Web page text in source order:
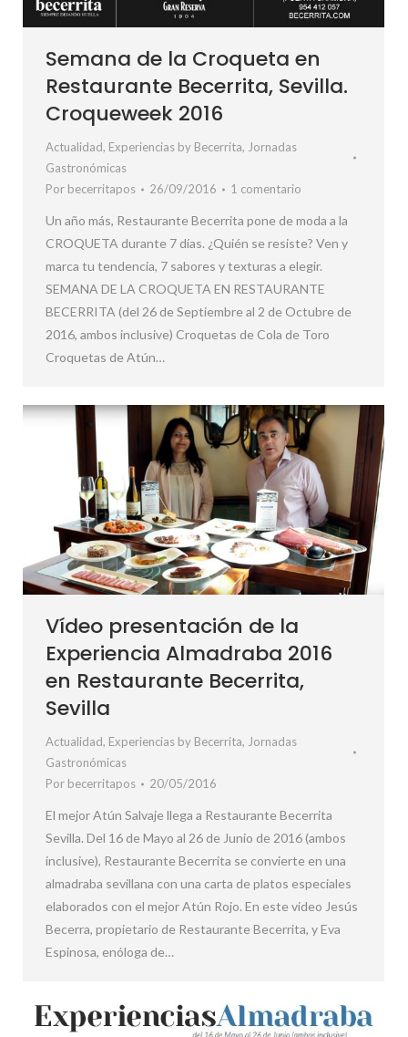
Semana de la Croqueta en
Restaurante Becerrita, Sevilla.
Croqueweek 2016
Actualidad, Experiencias by Becerrita, Jornadas
Gastronómicas
Por becerritapos 26/09/2016 1 comentario
Un año más, Restaurante Becerrita pone de moda a la
CROQUETA durante 7 días. ¿Quién se resiste? Ven y
marca tu tendencia, 7 sabores y texturas a elegir.
SEMANA DE LA CROQUETA EN RESTAURANTE
BECERRITA (del 26 de Septiembre al 2 de Octubre de
2016, ambos inclusive) Croquetas de Cola de Toro
Croquetas de Atún…
Vídeo presentación de la
Experiencia Almadraba 2016
en Restaurante Becerrita,
Sevilla
Actualidad, Experiencias by Becerrita, Jornadas
Gastronómicas
Por becerritapos 20/05/2016
El mejor Atún Salvaje llega a Restaurante Becerrita
Sevilla. Del 16 de Mayo al 26 de Junio de 2016 (ambos
inclusive), Restaurante Becerrita se convierte en una
almadraba sevillana con una carta de platos especiales
elaborados con el mejor Atún Rojo. En este video Jesús
Becerra, propietario de Restaurante Becerrita, y Eva
Espinosa, enóloga de…